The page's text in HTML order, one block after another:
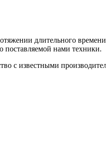
длительного
поставляемой нами техники.
с известными